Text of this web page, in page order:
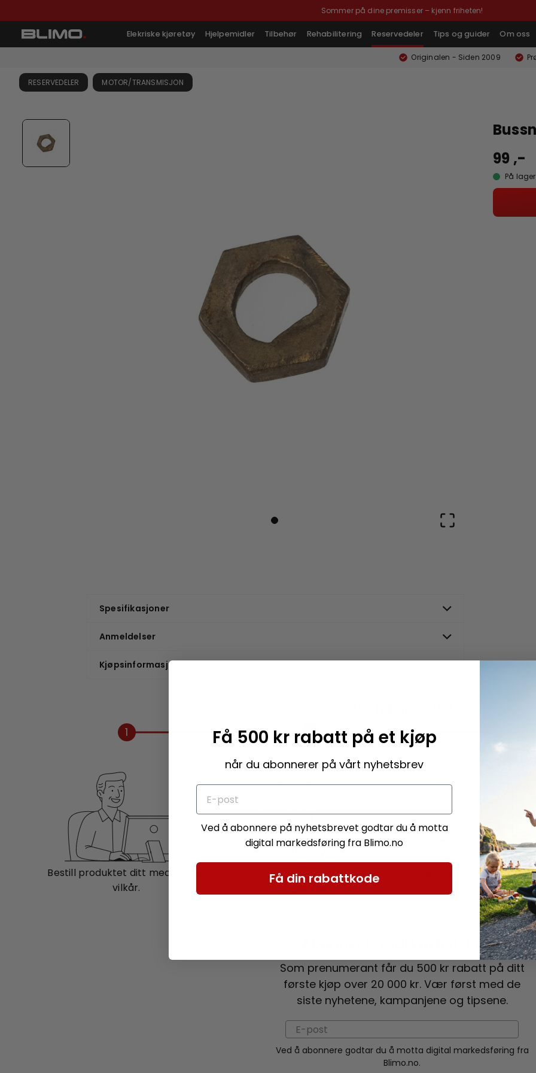
Sommer på dine premisser – kjenn friheten!
Elekriske kjøretøy Hjelpemidler Tilbehør Rehabilitering Reservedeler Tips og guider Om oss
Originalen - Siden 2009
RESERVEDELER MOTOR/TRANSMISJON
99 ,-
På lager
Spesifikasjoner
Anmeldelser
Kjøpsinformasjon
1
Bestill produktet ditt med trygge
vilkår.
2
Produktene dine kontrolleres og
Pakken din sendes
Abonner på vårt nyhetsbrev!
Som prenumerant får du 500 kr rabatt på ditt
første kjøp over 20 000 kr. Vær først med de
siste nyhetene, kampanjene og tipsene.
Ved å abonnere godtar du å motta digital markedsføring fra
Blimo.no.
Få 500 kr rabatt på et kjøp
når du abonnerer på vårt nyhetsbrev
Ved å abonnere på nyhetsbrevet godtar du å motta
digital markedsføring fra Blimo.no
Få din rabattkode